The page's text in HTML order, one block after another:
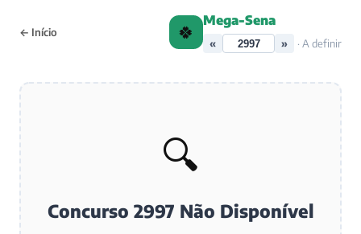
← Início 🍀 Mega-Sena
« » · A definir
🔍
Concurso 2997 Não Disponível